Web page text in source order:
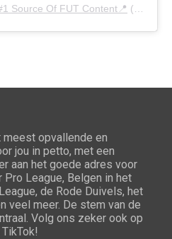
Source Of FUT Content📍 (@fut_jl) op
opvallende en
jou in petto, met een
aan het goede adres voor
League, Belgen in het
de Rode Duivels, het
veel meer. De stem van de
Volg ons zeker ook op